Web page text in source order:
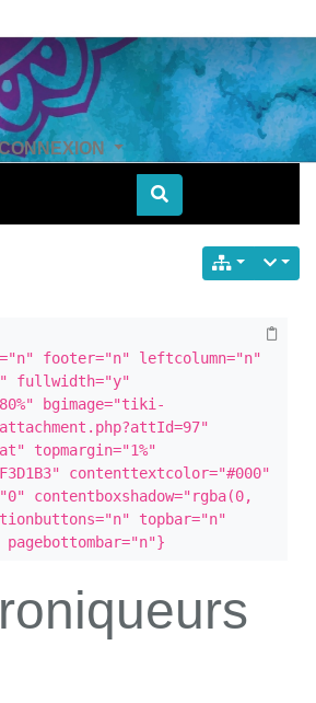
footer="n" leftcolumn="n"
fullwidth="y"
bgimage="tiki-
topmargin="1%"
contenttextcolor="#000"
contentboxshadow="rgba(0,
topbar="n"